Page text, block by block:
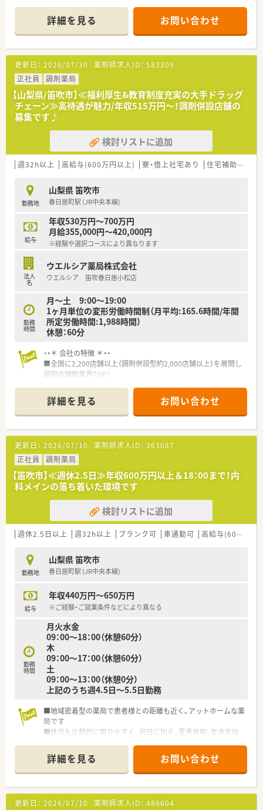
す
■その他にも近隣にあるクリニック・病院からも受けています
■高齢者専用住宅、有料老人ホームへ訪問し、薬の管理や指導を
行っています。
詳細を見る お問い合わせ
更新日： 2026/07/30 薬剤師求人ID： 583309
正社員
調剤薬局
【山梨県/笛吹市】≪福利厚生&教育制度充実の大手ドラッグ
チェーン≫高待遇が魅力/年収515万円～！調剤併設店舗の
募集です♪
検討リストに追加
週32h以上 高給与(600万円以上) 寮・借上社宅あり 住宅補助(手当)あり
勤務地
山梨県 笛吹市
春日居町駅 (JR中央本線)
給与
年収530万円～700万円
月給355,000円～420,000円
※経験や選択コースにより異なります
法人
名
ウエルシア薬局株式会社
ウエルシア 笛吹春日居小松店
勤務
時間
月～土 9:00～19:00
1ヶ月単位の変形労働時間制（月平均:165.6時間/年間
所定労働時間:1,988時間）
休憩：60分
・・＊ 会社の特徴 ＊・・
■全国に2,200店舗以上（調剤併設型約2,000店舗以上）を展開し
調剤店舗数業界TOP！
頑張り次第で高給与も可能！
■経験や勤務コースによりますが、経験の少ない方でも500万前
半スタートと業界TOP水準！
■職種や職域に合わせ、豊富な社内研修や外部組織と連携した研
修を用意されています
■薬剤師が中心の会社だからこそ活躍できるキャリアパスが多
種多様に用意されています。
■店舗拡大に伴い、エリアマネジャーや営業部長等のマネジメン
トのポジションも増えます。
■在宅や教育等の専門性を活かせるスペシャリストを目指すこ
とも可能です。
■その他にも、管理部門や商品部門等の本社スタッフなど活動領
域は多種多様です。
■在宅実施店舗は年々増加しており、在宅医療へもしっかりと関
■育児休暇は3歳まで取得が可能で、時短制度は小学5年生まで
時短勤務ができるよう変更予定です。
■年間休日が120日とワークライフバランスが整っています
たくさんあります！
詳細を見る お問い合わせ
更新日： 2026/07/10 薬剤師求人ID： 363087
正社員
調剤薬局
【笛吹市】≪週休2.5日≫年収600万円以上＆18：00まで！内
科メインの落ち着いた環境です
検討リストに追加
週休2.5日以上 週32h以上 ブランク可 車通勤可 高給与(600万円以上)
勤務地
山梨県 笛吹市
春日居町駅 (JR中央本線)
給与
年収440万円～650万円
※ご経験・ご就業条件などにより異なる
勤務
時間
月火水金
09：00～18：00（休憩60分）
木
09：00～17：00（休憩60分）
土
09：00～13：00（休憩0分）
上記のうち週4.5日～5.5日勤務
■地域密着型の薬局で患者様との距離も近く、アットホームな薬
局です
■休日も比較的に取りやすく、祝日に加え、夏季休暇、年末年始
■週休2.5日も相談可能
詳細を見る お問い合わせ
更新日： 2026/07/10 薬剤師求人ID： 486604